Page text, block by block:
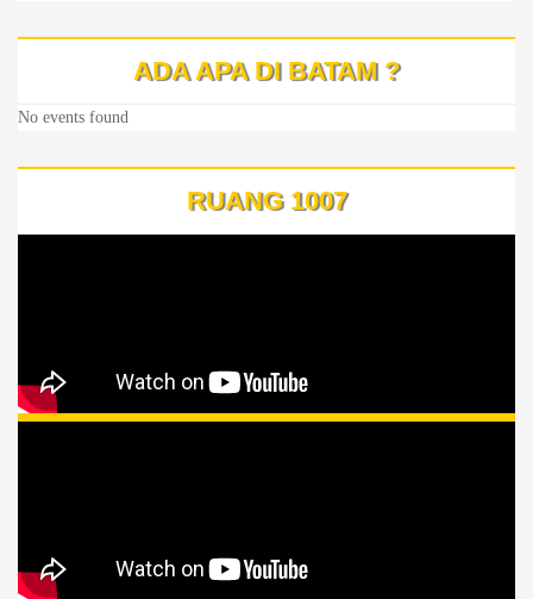
ADA APA DI BATAM ?
No events found
RUANG 1007